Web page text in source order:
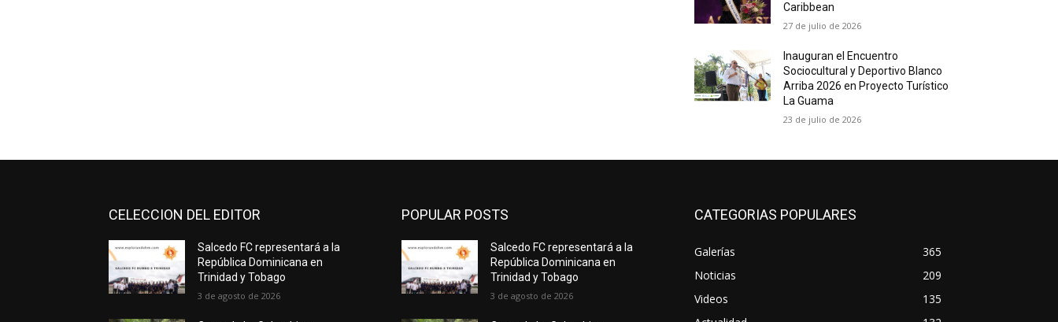
Caribbean
27 de julio de 2026
Inauguran el Encuentro
Sociocultural y Deportivo Blanco
Arriba 2026 en Proyecto Turístico
La Guama
23 de julio de 2026
CELECCION DEL EDITOR
Salcedo FC representará a la
República Dominicana en
Trinidad y Tobago
3 de agosto de 2026
POPULAR POSTS
Salcedo FC representará a la
República Dominicana en
Trinidad y Tobago
3 de agosto de 2026
CATEGORIAS POPULARES
Galerías
365
Noticias
209
Videos
135